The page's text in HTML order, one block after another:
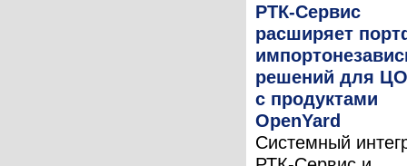
РТК-Сервис
расширяет
решений для
с продуктами
OpenYard
Системный